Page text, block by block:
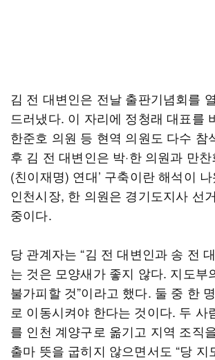
김 전 대변인은 전날 출판기념회를
드러냈다. 이 자리에 정청래 대표를
한준호 의원 등 현역 의원도 다수 참
후 김 전 대변인은 박·한 의원과 만찬
(친이재명) 연대’ 구축이란 해석이
인천시장, 한 의원은 경기도지사 선
중이다.
당 관계자는 “김 전 대변인과 송 전
는 것은 모양새가 좋지 않다. 지도부
불가피할 것”이라고 했다. 둘 중 한
로 이동시켜야 한다는 것이다. 두 사
를 인천 계양구로 옮기고 지역 조직
출마 뜻을 굽히지 않으면서도 “당 지